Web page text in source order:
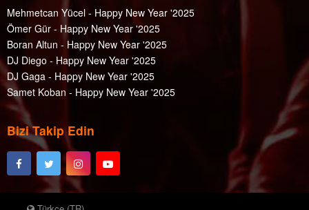
Mehmetcan Yücel - Happy New Year '2025
Ömer Gür - Happy New Year '2025
Boran Altun - Happy New Year '2025
DJ Diego - Happy New Year '2025
DJ Gaga - Happy New Year '2025
Samet Koban - Happy New Year '2025
Bizi Takip Edin